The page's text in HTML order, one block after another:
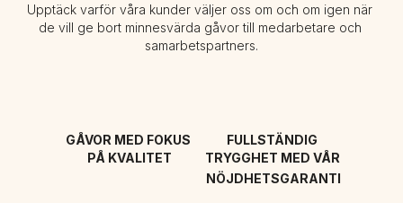
Upptäck varför våra kunder väljer oss om och om igen när
de vill ge bort minnesvärda gåvor till medarbetare och
samarbetspartners.
GÅVOR MED FOKUS
PÅ KVALITET
FULLSTÄNDIG
TRYGGHET MED VÅR
NÖJDHETSGARANTI